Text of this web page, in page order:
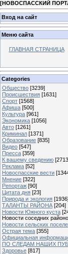
[НОВОСПАССКИЙ
Вход на сайт
Меню сайта
ГЛАВНАЯ СТРАНИЦА
Categories
Общество [3239]
Происшествия [1631]
Спорт [1568]
Афиша [500]
Культура [961]
Экономика [1056]
Авто [1261]
Криминал [1371]
Образование [835]
Видео [547]
Пресса [359]
К вашему сведению
Реклама [52]
Новоспасские вести
Мнение [322]
Репортаж [90]
Цитата дня [23]
Природа и экология
ТАЛАНТЫ РАЙОНА [204]
Новости Южного куста
Новости соседних
Новости сельских
Острая тема [355]
Официальная
ПО СЛЕДАМ НАШИХ
Здоровье [817]